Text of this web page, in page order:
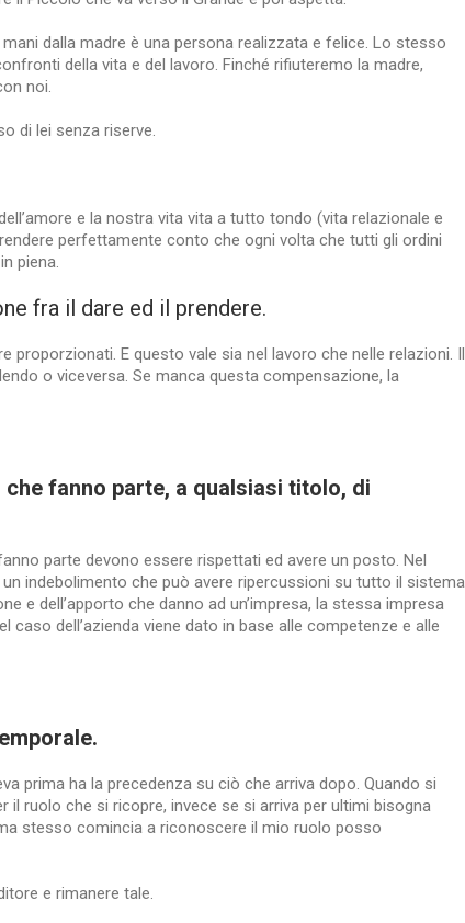
dalla madre è una persona realizzata e felice. Lo stesso
della vita e del lavoro. Finché rifiuteremo la madre,
noi.
di lei senza riserve.
e la nostra vita vita a tutto tondo (vita relazionale e
perfettamente conto che ogni volta che tutti gli ordini
piena.
fra il dare ed il prendere.
E questo vale sia nel lavoro che nelle relazioni. Il
o viceversa. Se manca questa compensazione, la
fanno parte, a qualsiasi titolo, di
parte devono essere rispettati ed avere un posto. Nel
indebolimento che può avere ripercussioni su tutto il sistema
e dell’apporto che danno ad un’impresa, la stessa impresa
dell’azienda viene dato in base alle competenze e alle
prima ha la precedenza su ciò che arriva dopo. Quando si
il ruolo che si ricopre, invece se si arriva per ultimi bisogna
stesso comincia a riconoscere il mio ruolo posso
e rimanere tale.